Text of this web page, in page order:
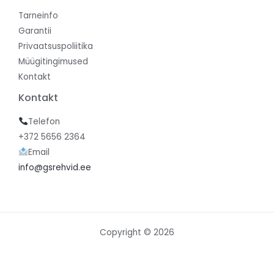
Tarneinfo
Garantii
Privaatsuspoliitika
Müügitingimused
Kontakt
Kontakt
Telefon
+372 5656 2364
Email
info@gsrehvid.ee
Copyright © 2026